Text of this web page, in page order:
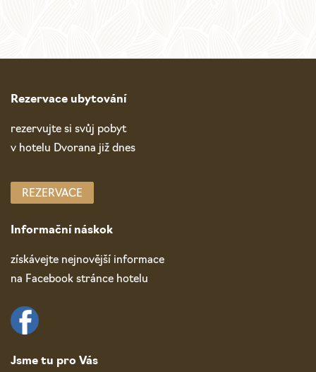
Rezervace ubytování
rezervujte si svůj pobyt
v hotelu Dvorana již dnes
REZERVACE
Informační náskok
získávejte nejnovější informace
na Facebook stránce hotelu
Jsme tu pro Vás